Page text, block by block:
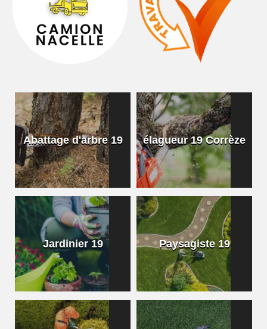
Abattage d'arbre 19 élagueur 19 Corrèze
Jardinier 19 Paysagiste 19